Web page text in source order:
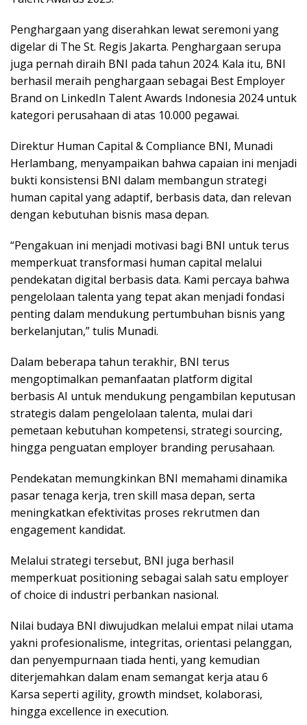
Penghargaan yang diserahkan lewat seremoni yang
digelar di The St. Regis Jakarta. Penghargaan serupa
juga pernah diraih BNI pada tahun 2024. Kala itu, BNI
berhasil meraih penghargaan sebagai Best Employer
Brand on LinkedIn Talent Awards Indonesia 2024 untuk
kategori perusahaan di atas 10.000 pegawai.
Direktur Human Capital & Compliance BNI, Munadi
Herlambang, menyampaikan bahwa capaian ini menjadi
bukti konsistensi BNI dalam membangun strategi
human capital yang adaptif, berbasis data, dan relevan
dengan kebutuhan bisnis masa depan.
“Pengakuan ini menjadi motivasi bagi BNI untuk terus
memperkuat transformasi human capital melalui
pendekatan digital berbasis data. Kami percaya bahwa
pengelolaan talenta yang tepat akan menjadi fondasi
penting dalam mendukung pertumbuhan bisnis yang
berkelanjutan,” tulis Munadi.
Dalam beberapa tahun terakhir, BNI terus
mengoptimalkan pemanfaatan platform digital
berbasis AI untuk mendukung pengambilan keputusan
strategis dalam pengelolaan talenta, mulai dari
pemetaan kebutuhan kompetensi, strategi sourcing,
hingga penguatan employer branding perusahaan.
Pendekatan memungkinkan BNI memahami dinamika
pasar tenaga kerja, tren skill masa depan, serta
meningkatkan efektivitas proses rekrutmen dan
engagement kandidat.
Melalui strategi tersebut, BNI juga berhasil
memperkuat positioning sebagai salah satu employer
of choice di industri perbankan nasional.
Nilai budaya BNI diwujudkan melalui empat nilai utama
yakni profesionalisme, integritas, orientasi pelanggan,
dan penyempurnaan tiada henti, yang kemudian
diterjemahkan dalam enam semangat kerja atau 6
Karsa seperti agility, growth mindset, kolaborasi,
hingga excellence in execution.